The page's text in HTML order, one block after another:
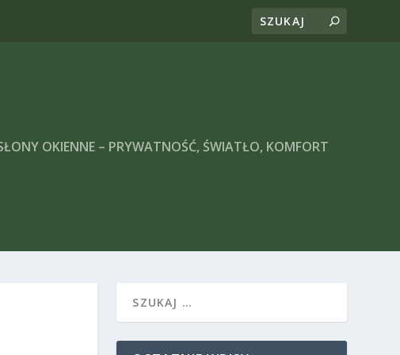
OKIENNE – PRYWATNOŚĆ, ŚWIATŁO, KOMFORT